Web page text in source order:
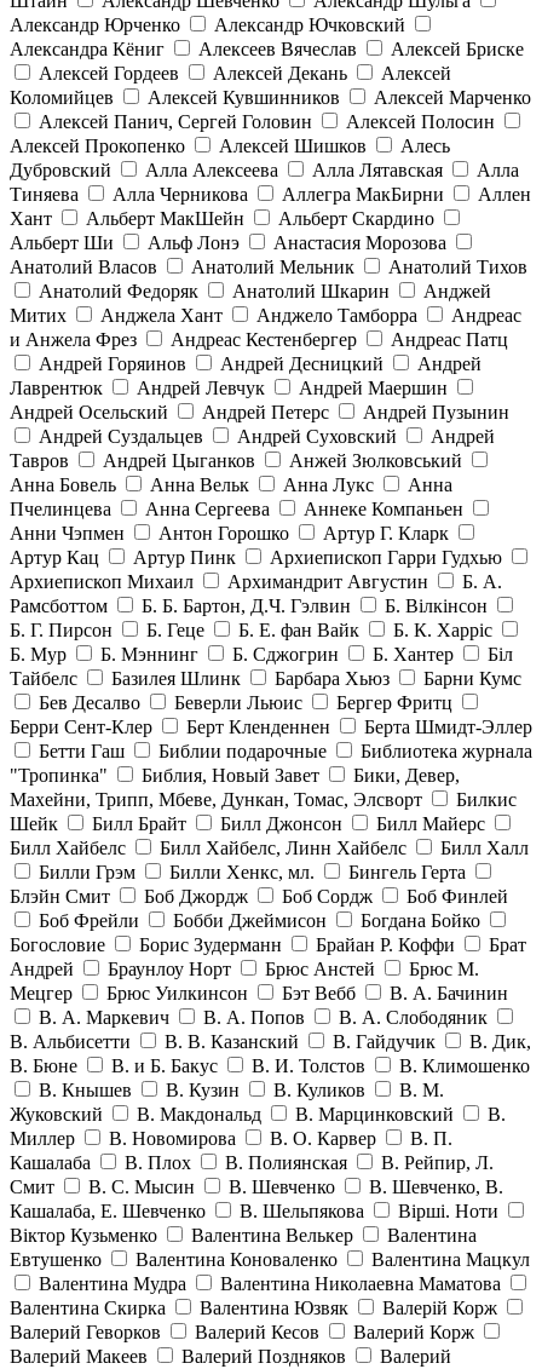
Александр Юрченко
Александр Ючковский
Александра Кёниг
Алексеев Вячеслав
Алексей Бриске
Алексей Гордеев
Алексей Декань
Алексей
Коломийцев
Алексей Кувшинников
Алексей Марченко
Алексей Панич, Сергей Головин
Алексей Полосин
Алексей Прокопенко
Алексей Шишков
Алесь
Дубровский
Алла Алексеева Алла Лятавская
Алла
Тиняева
Алла Черникова Аллегра МакБирни
Аллен
Хант
Альберт МакШейн
Альберт Скардино
Альберт Ши
Альф Лонэ
Анастасия Морозова
Анатолий Власов
Анатолий Мельник
Анатолий Тихов
Анатолий Федоряк
Анатолий Шкарин
Анджей
Митих
Анджела Хант Анджело Тамборра
Андреас
и Анжела Фрез
Андреас Кестенбергер
Андреас Патц
Андрей Горяинов
Андрей Десницкий
Андрей
Лаврентюк
Андрей Левчук
Андрей Маершин
Андрей Осельский
Андрей Петерс
Андрей Пузынин
Андрей Суздальцев
Андрей Суховский
Андрей
Тавров
Андрей Цыганков
Анжей Зюлковський
Анна Бовель
Анна Вельк Анна Лукс
Анна
Пчелинцева
Анна Сергеева
Аннеке Компаньен
Анни Чэпмен
Антон Горошко
Артур Г. Кларк
Артур Кац
Артур Пинк
Архиепископ Гарри Гудхью
Архиепископ Михаил
Архимандрит Августин
Б. А.
Рамсботтом
Б. Б. Бартон, Д.Ч. Гэлвин
Б. Вілкінсон
Б. Г. Пирсон
Б. Геце Б. Е. фан Вайк
Б. К. Харріс
Б. Мур
Б. Мэннинг Б. Сджогрин Б. Хантер
Біл
Тайбелс
Базилея Шлинк Барбара Хьюз
Барни Кумс
Бев Десалво
Беверли Льюис
Бергер Фритц
Берри Сент-Клер
Берт Кленденнен
Берта Шмидт-Эллер
Бетти Гаш
Библии подарочные
Библиотека журнала
"Тропинка"
Библия, Новый Завет
Бики, Девер,
Махейни, Трипп, Мбеве, Дункан, Томас, Элсворт
Билкис
Шейк
Билл Брайт Билл Джонсон
Билл Майерс
Билл Хайбелс
Билл Хайбелс, Линн Хайбелс
Билл Халл
Билли Грэм
Билли Хенкс, мл.
Бингель Герта
Блэйн Смит
Боб Джордж Боб Сордж
Боб Финлей
Боб Фрейли
Бобби Джеймисон
Богдана Бойко
Богословие
Борис Зудерманн Брайан Р. Коффи
Брат
Андрей
Браунлоу Норт Брюс Анстей
Брюс М.
Мецгер
Брюс Уилкинсон Бэт Вебб
В. А. Бачинин
В. А. Маркевич
В. А. Попов
В. А. Слободяник
В. Альбисетти
В. В. Казанский В. Гайдучик
В. Дик,
В. Бюне
В. и Б. Бакус В. И. Толстов
В. Климошенко
В. Кнышев
В. Кузин В. Куликов
В. М.
Жуковский
В. Макдональд В. Марцинковский
В.
Миллер
В. Новомирова В. О. Карвер
В. П.
Кашалаба
В. Плох В. Полиянская
В. Рейпир, Л.
Смит
В. С. Мысин В. Шевченко
В. Шевченко, В.
Кашалаба, Е. Шевченко
В. Шельпякова
Вiршi. Ноти
Віктор Кузьменко
Валентина Велькер
Валентина
Евтушенко
Валентина Коноваленко
Валентина Мацкул
Валентина Мудра
Валентина Николаевна Маматова
Валентина Скирка
Валентина Юзвяк
Валерій Корж
Валерий Геворков
Валерий Кесов
Валерий Корж
Валерий Макеев
Валерий Поздняков
Валерий